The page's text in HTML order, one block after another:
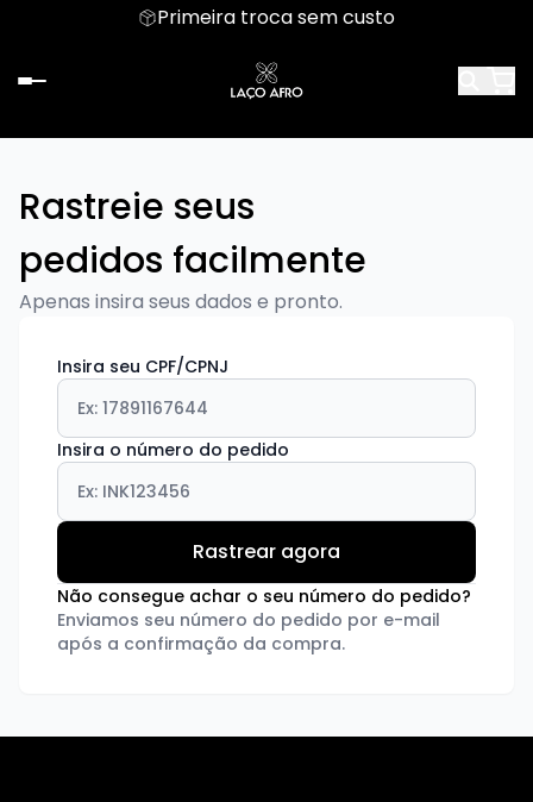
Primeira troca sem custo
Rastreie seus
pedidos facilmente
Apenas insira seus dados e pronto.
Insira seu CPF/CPNJ
Insira o número do pedido
Não consegue achar o seu número do pedido?
Enviamos seu número do pedido por e-mail
após a confirmação da compra.